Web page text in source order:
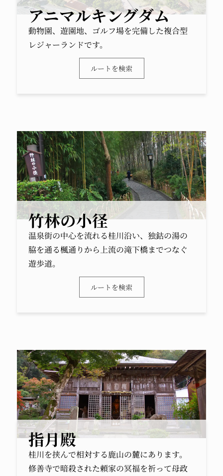
アニマルキングダム
動物園、遊園地、ゴルフ場を完備した複合型
レジャーランドです。
ルートを検索
竹林の小径
温泉街の中心を流れる桂川沿い、独鈷の湯の
脇を通る楓通りから上流の滝下橋までつなぐ
遊歩道。
ルートを検索
指月殿
桂川を挟んで相対する鹿山の麓にあります。
修善寺で暗殺された頼家の冥福を祈って母政